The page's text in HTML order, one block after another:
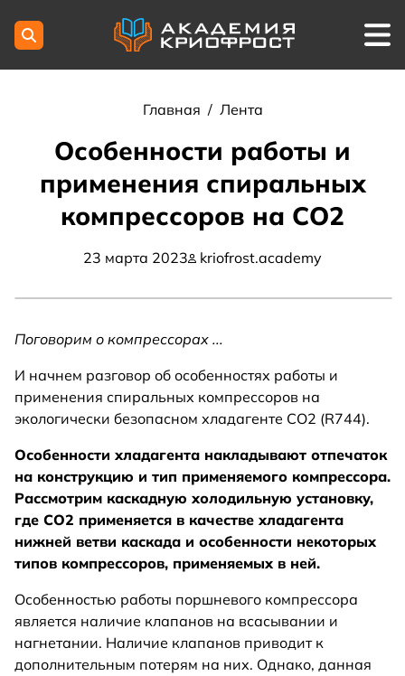
Главная / Лента
Особенности работы и
применения спиральных
компрессоров на СО2
23 марта 2023 kriofrost.academy
Поговорим о компрессорах ...
И начнем разговор об особенностях работы и
применения спиральных компрессоров на
экологически безопасном хладагенте СО2 (R744).
Особенности хладагента накладывают отпечаток
на конструкцию и тип применяемого компрессора.
Рассмотрим каскадную холодильную установку,
где СО2 применяется в качестве хладагента
нижней ветви каскада и особенности некоторых
типов компрессоров, применяемых в ней.
Особенностью работы поршневого компрессора
является наличие клапанов на всасывании и
нагнетании. Наличие клапанов приводит к
дополнительным потерям на них. Однако, данная